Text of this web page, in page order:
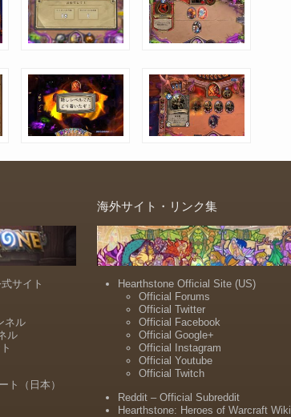
サイト
ネル
ル
ト（日本）
海外サイト・リンク集
Hearthstone Official Site (US)
Official Forums
Official Twitter
Official Facebook
Official Google+
Official Instagram
Official Youtube
Official Twitch
Reddit – Official Subreddit
Hearthstone: Heroes of Warcraft Wiki